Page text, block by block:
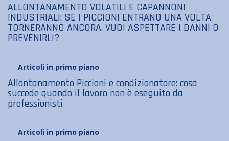
ALLONTANAMENTO VOLATILI E CAPANNONI
INDUSTRIALI: SE I PICCIONI ENTRANO UNA VOLTA
TORNERANNO ANCORA. VUOI ASPETTARE I DANNI O
PREVENIRLI?
Articoli in primo piano
Allontanamento Piccioni e condizionatore: cosa
succede quando il lavoro non è eseguito da
professionisti
Articoli in primo piano